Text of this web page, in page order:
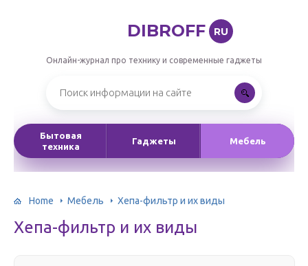
DIBROFF RU
Онлайн-журнал про технику и современные гаджеты
Бытовая
техника
Гаджеты Мебель
Home Мебель Хепа-фильтр и их виды
Хепа-фильтр и их виды